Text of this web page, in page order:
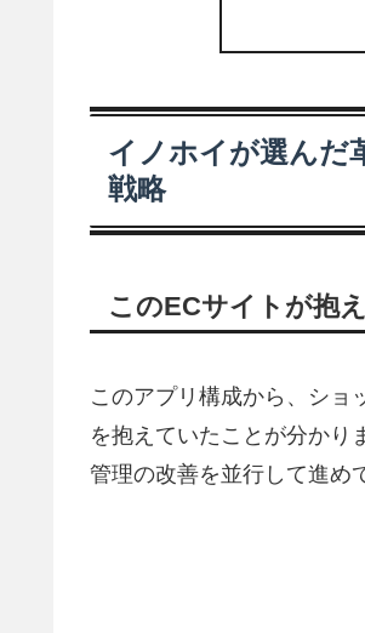
イノホイが選んだ
戦略
このECサイトが抱
このアプリ構成から、ショ
を抱えていたことが分かり
管理の改善を並行して進め